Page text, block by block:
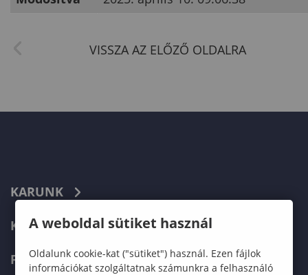
KARUNK
KÉPZÉSEK
FELVÉTELIZŐKNEK
A weboldal sütiket használ
Oldalunk cookie-kat ("sütiket") használ. Ezen fájlok
információkat szolgáltatnak számunkra a felhasználó